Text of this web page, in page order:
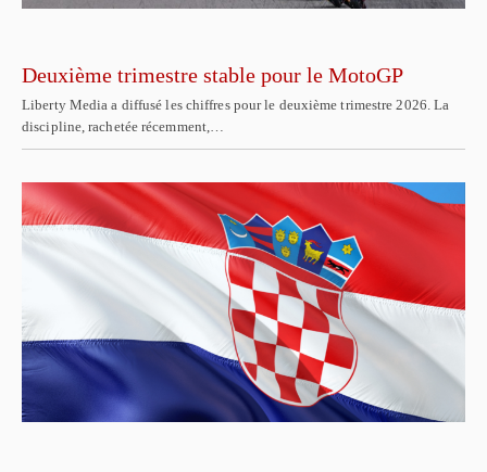
Deuxième trimestre stable pour le MotoGP
Liberty Media a diffusé les chiffres pour le deuxième trimestre 2026. La
discipline, rachetée récemment,…